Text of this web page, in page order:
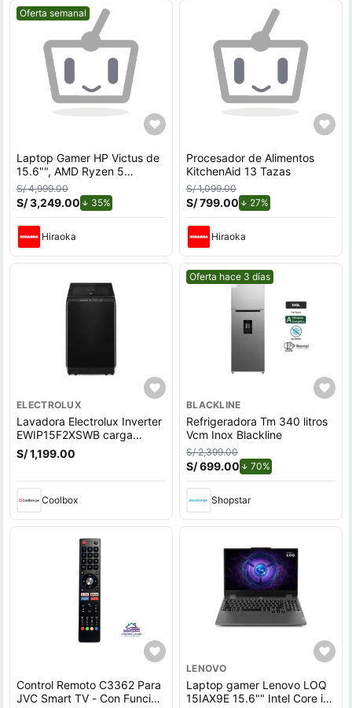
Mejor precio.
Oferta semanal
Laptop Gamer HP Victus de
15.6"", AMD Ryzen 5
7535HS, NVIDIA GeForce
RTX 3050, 12GB RAM, disco
sólido de 512GB, modelo 15-
fb3058la
S/ 4,999.00
S/ 3,249.00 35%
Hiraoka
Procesador de Alimentos
KitchenAid 13 Tazas
S/ 1,099.00
S/ 799.00 27%de descuento.
Hiraoka
ELECTROLUX
Lavadora Electrolux Inverter
EWIP15F2XSWB carga
superior, capacidad 15 kg,
negro
S/ 1,199.00
Coolbox
Mejor precio.
Oferta hace 3 días
BLACKLINE
Refrigeradora Tm 340 litros
Vcm Inox Blackline
S/ 2,399.00
S/ 699.00 70%de descuento.
Shopstar
Control Remoto C3362 Para
JVC Smart TV - Con Función
LENOVO
Laptop gamer Lenovo LOQ
15IAX9E 15.6"" Intel Core i5,